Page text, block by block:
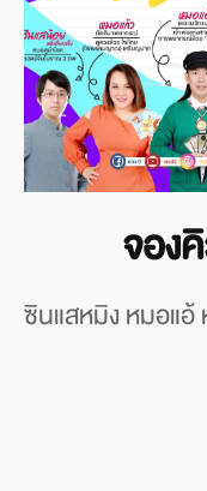
จอง
ซินแสหมิง หมอแ